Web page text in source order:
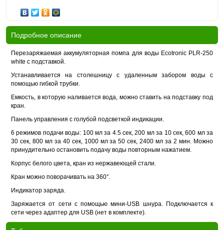
Подробное описание
Перезаряжаемая аккумуляторная помпа для воды Ecotronic PLR-250
white с подставкой.
Устанавливается на столешницу с удаленным забором воды с
помощью гибкой трубки.
Емкость, в которую наливается вода, можно ставить на подставку под
кран.
Панель управления с голубой подсветкой индикации.
6 режимов подачи воды: 100 мл за 4.5 сек, 200 мл за 10 сек, 600 мл за
30 сек, 800 мл за 40 сек, 1000 мл за 50 сек, 2400 мл за 2 мин. Можно
принудительно остановить подачу воды повторным нажатием.
Корпус белого цвета, кран из нержавеющей стали.
Кран можно поворачивать на 360°.
Индикатор заряда.
Заряжается от сети с помощью мини-USB шнура. Подключается к
сети через адаптер для USB (нет в комплекте).